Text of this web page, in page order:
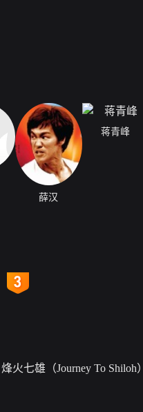
薛汉
蒋青峰
烽火七雄（Journey To Shiloh）